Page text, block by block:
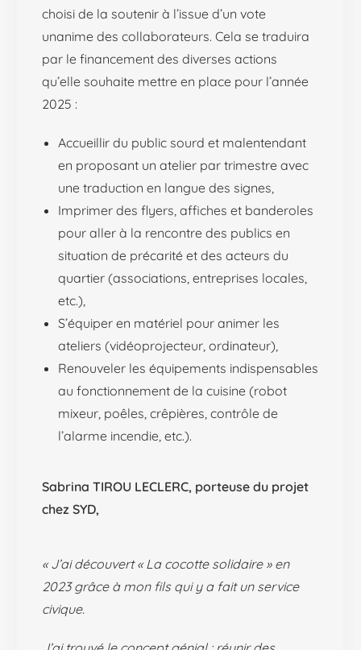
choisi de la soutenir à l’issue d’un vote
unanime des collaborateurs. Cela se traduira
par le financement des diverses actions
qu’elle souhaite mettre en place pour l’année
2025 :
Accueillir du public sourd et malentendant
en proposant un atelier par trimestre avec
une traduction en langue des signes,
Imprimer des flyers, affiches et banderoles
pour aller à la rencontre des publics en
situation de précarité et des acteurs du
quartier (associations, entreprises locales,
etc.),
S’équiper en matériel pour animer les
ateliers (vidéoprojecteur, ordinateur),
Renouveler les équipements indispensables
au fonctionnement de la cuisine (robot
mixeur, poêles, crêpières, contrôle de
l’alarme incendie, etc.).
Sabrina TIROU LECLERC, porteuse du projet
chez SYD,
« J’ai découvert « La cocotte solidaire » en
2023 grâce à mon fils qui y a fait un service
civique.